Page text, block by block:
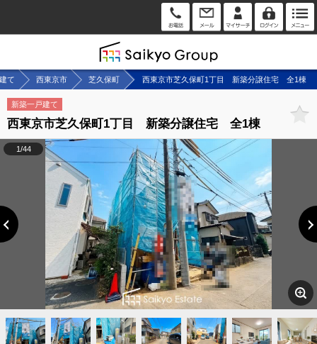
て 西東京市 芝久保町 西東京市芝久保町1丁目 新築分譲住宅 全1棟
新築一戸建て
西東京市芝久保町1丁目 新築分譲住宅 全1棟
1/44